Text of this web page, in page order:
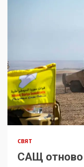
СВЯТ
САЩ отново